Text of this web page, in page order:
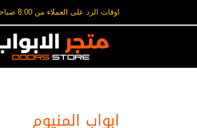
اوقات الرد على العملاء من 8:00 صباحا وحتى 6:00 مساءا
ابواب المنيوم